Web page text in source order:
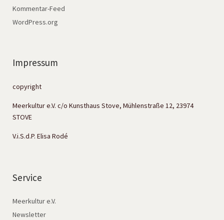
Kommentar-Feed
WordPress.org
Impressum
copyright
Meerkultur e.V. c/o Kunsthaus Stove, Mühlenstraße 12, 23974
STOVE
V.i.S.d.P. Elisa Rodé
Service
Meerkultur e.V.
Newsletter